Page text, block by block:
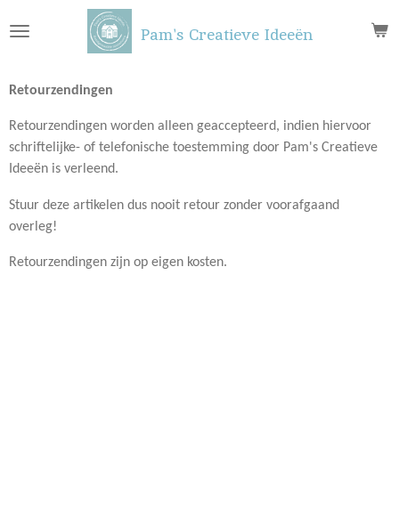
direct
de
Pam's Creatieve Ideeën
Retourzendingen
Retourzendingen worden alleen geaccepteerd, indien hiervoor
schriftelijke- of telefonische toestemming door Pam's Creatieve
Ideeën is verleend.
Stuur deze artikelen dus nooit retour zonder voorafgaand
overleg!
Retourzendingen zijn op eigen kosten.